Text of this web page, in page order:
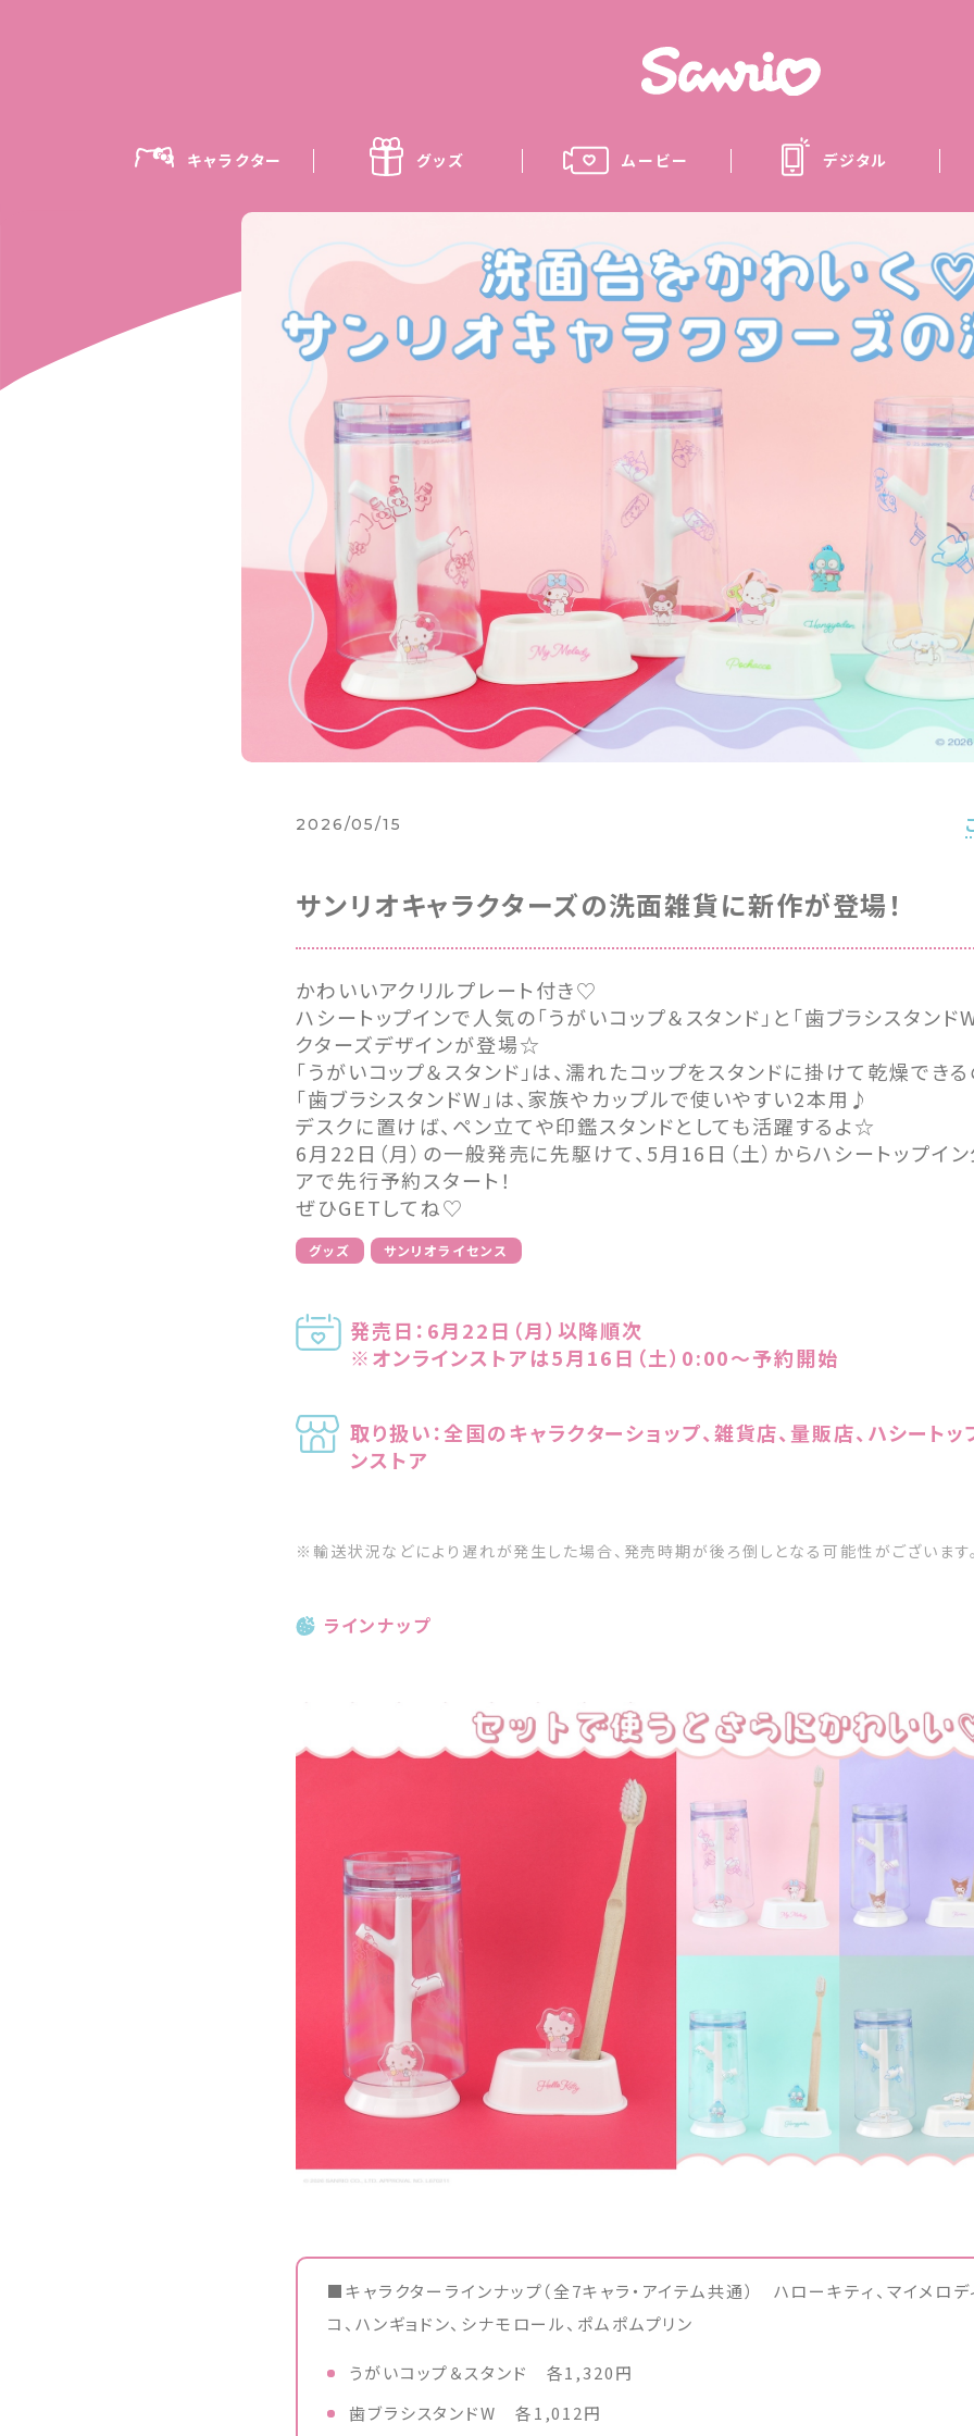
キャラクター グッズ ムービー デジタル
2026/05/15
サンリオキャラクターズの洗面雑貨に新作が登場！
かわいいアクリルプレート付き♡
ハシートップインで人気の「うがいコップ＆スタンド」と「歯ブラシスタンド
クターズデザインが登場☆
「うがいコップ＆スタンド」は、濡れたコップをスタンドに掛けて乾燥でき
「歯ブラシスタンドW」は、家族やカップルで使いやすい2本用♪
デスクに置けば、ペン立てや印鑑スタンドとしても活躍するよ☆
6月22日（月）の一般発売に先駆けて、5月16日（土）からハシートップイ
アで先行予約スタート！
ぜひGETしてね♡
グッズ サンリオライセンス
発売日：6月22日（月）以降順次
※オンラインストアは5月16日（土）0:00〜予約開始
取り扱い：全国のキャラクターショップ、雑貨店、量販店、ハシート
ンストア
※輸送状況などにより遅れが発生した場合、発売時期が後ろ倒しとなる可能性がございます
ラインナップ
■キャラクターラインナップ（全7キャラ・アイテム共通） ハローキティ、マイメロデ
コ、ハンギョドン、シナモロール、ポムポムプリン
うがいコップ＆スタンド 各1,320円
歯ブラシスタンドW 各1,012円